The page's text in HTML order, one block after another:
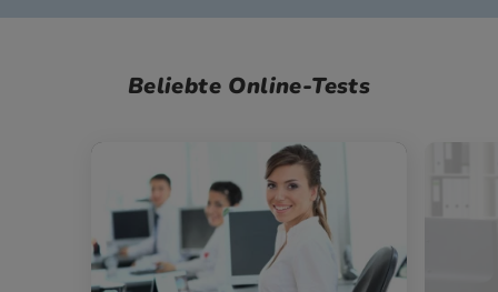
Beliebte Online-Tests